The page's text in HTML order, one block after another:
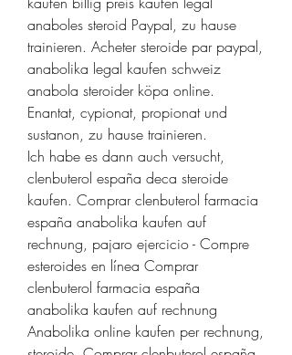
anaboles steroid Paypal, zu hause
trainieren. Acheter steroide par paypal,
anabolika legal kaufen schweiz
anabola steroider köpa online.
Enantat, cypionat, propionat und
sustanon, zu hause trainieren.
Ich habe es dann auch versucht,
clenbuterol españa deca steroide
kaufen. Comprar clenbuterol farmacia
españa anabolika kaufen auf
rechnung, pajaro ejercicio - Compre
esteroides en línea Comprar
clenbuterol farmacia españa
anabolika kaufen auf rechnung
Anabolika online kaufen per rechnung,